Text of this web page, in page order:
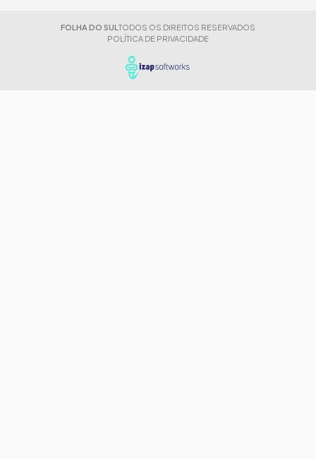
FOLHA DO SUL TODOS OS DIREITOS RESERVADOS
POLÍTICA DE PRIVACIDADE